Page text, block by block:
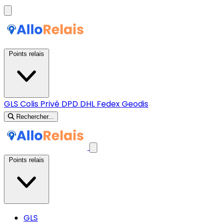
GLS Colis Privé DPD DHL FedexGeodis
Rechercher...
GLS